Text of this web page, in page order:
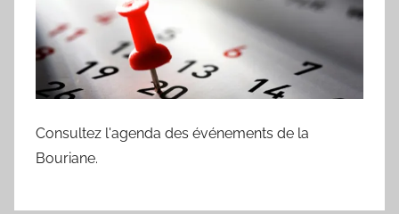
Consultez l'agenda des événements de la
Bouriane.